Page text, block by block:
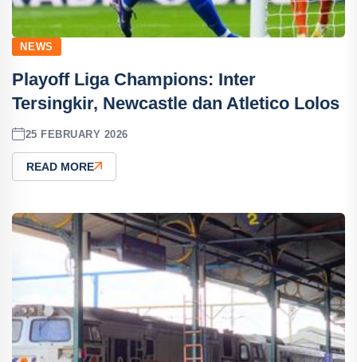
NEWS
Playoff Liga Champions: Inter
Tersingkir, Newcastle dan Atletico Lolos
25 FEBRUARY 2026
READ MORE